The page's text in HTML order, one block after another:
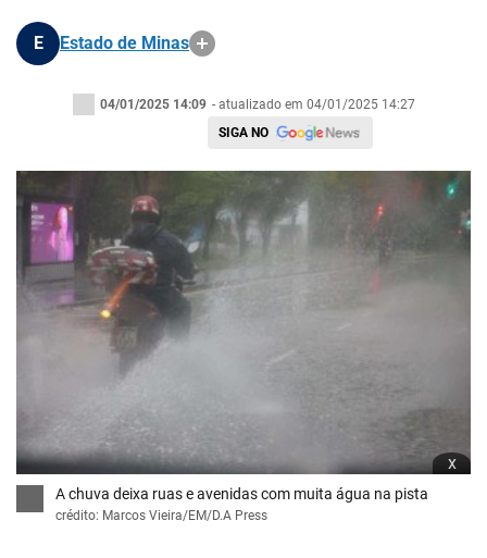
E Estado de Minas
04/01/2025 14:09 - atualizado em 04/01/2025 14:27
SIGA NO
x
A chuva deixa ruas e avenidas com muita água na pista
crédito: Marcos Vieira/EM/D.A Press